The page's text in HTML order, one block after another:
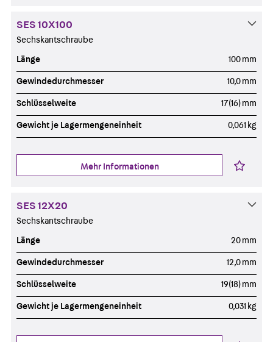
SES 10X100
Sechskantschraube
Länge 100 mm
Gewindedurchmesser 10,0 mm
Schlüsselweite 17(16) mm
Gewicht je Lagermengeneinheit 0,061 kg
Mehr Informationen
SES 12X20
Sechskantschraube
Länge 20 mm
Gewindedurchmesser 12,0 mm
Schlüsselweite 19(18) mm
Gewicht je Lagermengeneinheit 0,031 kg